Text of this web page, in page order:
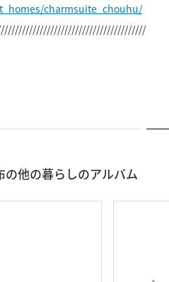
charmsuite_chouhu/
の他の暮らしのアルバム